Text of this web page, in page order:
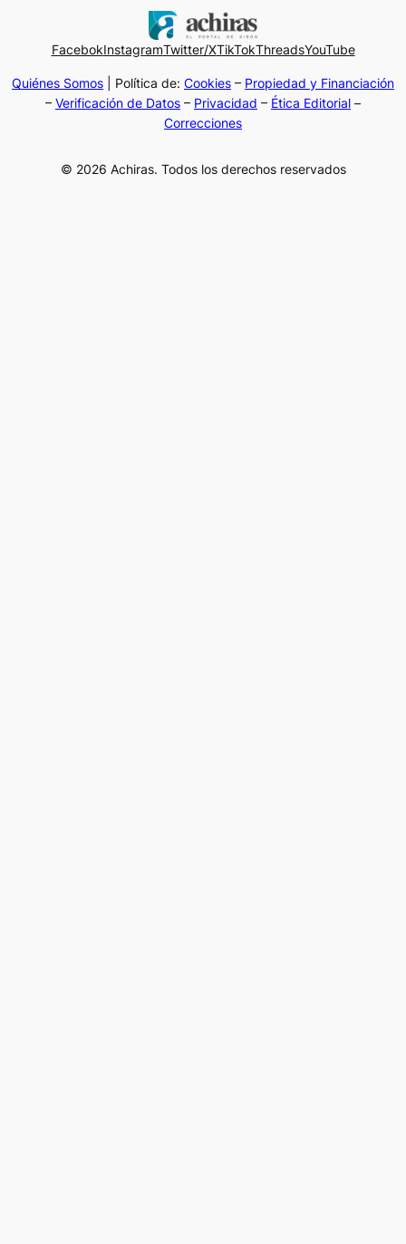
FacebokInstagramTwitter/XTikTokThreadsYouTube
Quiénes Somos | Política de: Cookies – Propiedad y Financiación
– Verificación de Datos – Privacidad – Ética Editorial –
Correcciones
© 2026 Achiras. Todos los derechos reservados